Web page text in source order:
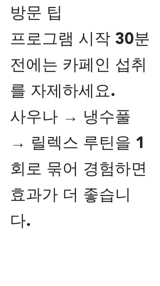
방문 팁
프로그램 시작 30분
전에는 카페인 섭취
를 자제하세요.
사우나 → 냉수풀
→ 릴렉스 루틴을 1
회로 묶어 경험하면
효과가 더 좋습니
다.